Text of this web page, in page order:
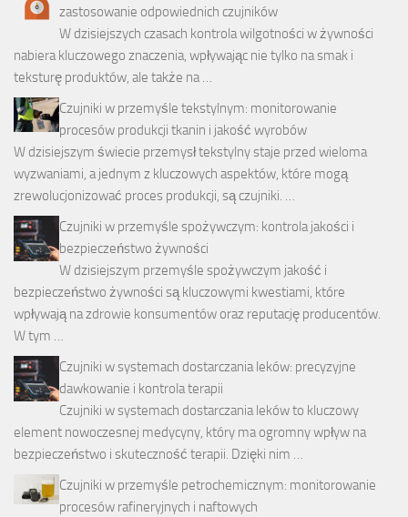
zastosowanie odpowiednich czujników
W dzisiejszych czasach kontrola wilgotności w żywności
nabiera kluczowego znaczenia, wpływając nie tylko na smak i
teksturę produktów, ale także na …
Czujniki w przemyśle tekstylnym: monitorowanie
procesów produkcji tkanin i jakość wyrobów
W dzisiejszym świecie przemysł tekstylny staje przed wieloma
wyzwaniami, a jednym z kluczowych aspektów, które mogą
zrewolucjonizować proces produkcji, są czujniki. …
Czujniki w przemyśle spożywczym: kontrola jakości i
bezpieczeństwo żywności
W dzisiejszym przemyśle spożywczym jakość i
bezpieczeństwo żywności są kluczowymi kwestiami, które
wpływają na zdrowie konsumentów oraz reputację producentów.
W tym …
Czujniki w systemach dostarczania leków: precyzyjne
dawkowanie i kontrola terapii
Czujniki w systemach dostarczania leków to kluczowy
element nowoczesnej medycyny, który ma ogromny wpływ na
bezpieczeństwo i skuteczność terapii. Dzięki nim …
Czujniki w przemyśle petrochemicznym: monitorowanie
procesów rafineryjnych i naftowych